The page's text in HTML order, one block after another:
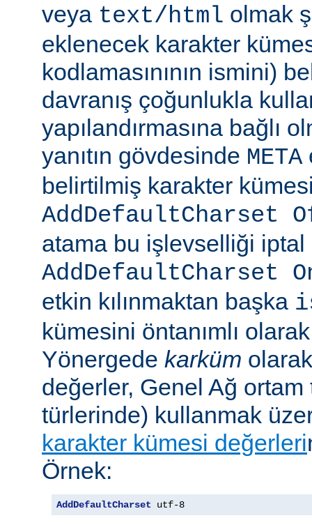
veya text/html olmak
eklenecek karakter
kodlamasınının ismini)
davranış çoğunlukla
yapılandırmasına bağlı
yanıtın gövdesinde META
belirtilmiş karakter
AddDefaultCharset
atama bu işlevselliği iptal
AddDefaultCharset
etkin kılınmaktan başka
kümesini öntanımlı
Yönergede karküm
değerler, Genel Ağ
türlerinde) kullanmak
karakter kümesi değerleri
Örnek:
AddDefaultCharset utf-8